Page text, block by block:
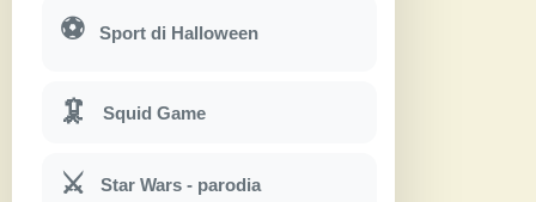
⚽ Sport di Halloween
🦑 Squid Game
⚔ Star Wars - parodia